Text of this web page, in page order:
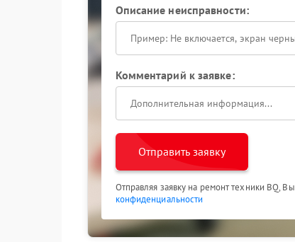
Описание неисправности:
Комментарий к заявке:
Отправить заявку
Отправляя заявку на ремонт техники BQ,
конфиденциальности